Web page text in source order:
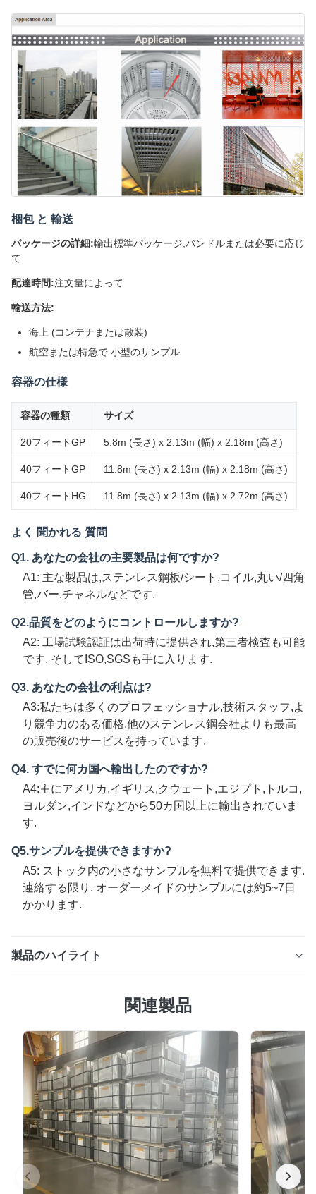
梱包 と 輸送
パッケージの詳細:輸出標準パッケージ,バンドルまたは必要に応じ
て
配達時間:注文量によって
輸送方法:
海上 (コンテナまたは散装)
航空または特急で:小型のサンプル
容器の仕様
容器の種類 サイズ
20フィートGP 5.8m (長さ) x 2.13m (幅) x 2.18m (高さ)
40フィートGP 11.8m (長さ) x 2.13m (幅) x 2.18m (高さ)
40フィートHG 11.8m (長さ) x 2.13m (幅) x 2.72m (高さ)
よく 聞かれる 質問
Q1. あなたの会社の主要製品は何ですか?
A1: 主な製品は,ステンレス鋼板/シート,コイル,丸い/四角
管,バー,チャネルなどです.
Q2.品質をどのようにコントロールしますか?
A2: 工場試験認証は出荷時に提供され,第三者検査も可能
です. そしてISO,SGSも手に入ります.
Q3. あなたの会社の利点は?
A3:私たちは多くのプロフェッショナル,技術スタッフ,よ
り競争力のある価格,他のステンレス鋼会社よりも最高
の販売後のサービスを持っています.
Q4. すでに何カ国へ輸出したのですか?
A4:主にアメリカ,イギリス,クウェート,エジプト,トルコ,
ヨルダン,インドなどから50カ国以上に輸出されていま
す.
Q5.サンプルを提供できますか?
A5: ストック内の小さなサンプルを無料で提供できます.
連絡する限り. オーダーメイドのサンプルには約5~7日
かかります.
製品のハイライト
リング・アーキテクチャー 建材 製品概要 黒鋼管 JIS
ング,建築,柱,建設に使用 製品仕様 メカニカル性能指
向:ASTM A500と同様に,機械的特性 (張力強度) を分類お
よび承認の主要な基礎として使用し,化学組成に関する要
求は比較的緩やかである.グレードは,直接その最小の張力
強さを反映しています. 主要なグレード:規格ではいくつか
のグレードを指定しており,最も一般的なの
は:STK400,STK490,STK540,STK500 (四角...
関連製品